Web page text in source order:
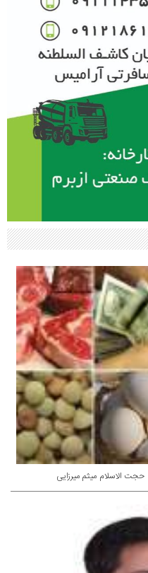
حجت الاسلام میثم میرزایی